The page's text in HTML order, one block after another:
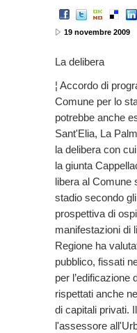
19 novembre 2009
La delibera
¦ Accordo di
Comune per lo
potrebbe anche
Sant'Elia, La
la delibera con
la giunta
libera al Comune
stadio secondo
prospettiva di
manifestazioni di
Regione ha
pubblico, fissati
per l’edificazione
rispettati anche
di capitali privati.
l'assessore